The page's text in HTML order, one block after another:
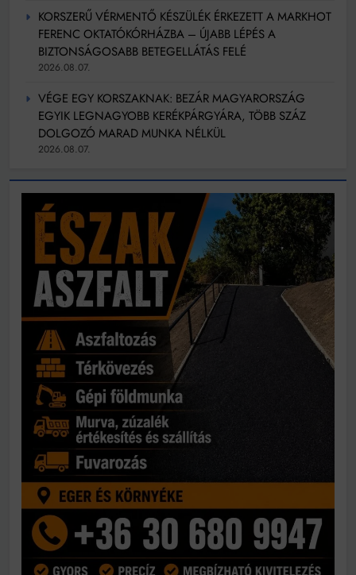
KORSZERŰ VÉRMENTŐ KÉSZÜLÉK ÉRKEZETT A MARKHOT
FERENC OKTATÓKÓRHÁZBA – ÚJABB LÉPÉS A
BIZTONSÁGOSABB BETEGELLÁTÁS FELÉ
2026.08.07.
VÉGE EGY KORSZAKNAK: BEZÁR MAGYARORSZÁG
EGYIK LEGNAGYOBB KERÉKPÁRGYÁRA, TÖBB SZÁZ
DOLGOZÓ MARAD MUNKA NÉLKÜL
2026.08.07.